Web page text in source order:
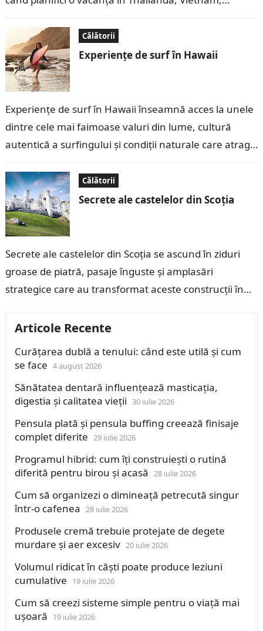
Călătorii
Experiențe de surf în Hawaii
Experiențe de surf în Hawaii înseamnă acces la unele
dintre cele mai faimoase valuri din lume, cultură
autentică a surfingului și condiții naturale care atrag
Călătorii
Secrete ale castelelor din Scoția
Secrete ale castelelor din Scoția se ascund în ziduri
groase de piatră, pasaje înguste și amplasări
strategice care au transformat aceste construcții în
Articole Recente
Curățarea dublă a tenului: când este utilă și cum
se face 4 august 2026
Sănătatea dentară influențează masticația,
digestia și calitatea vieții 30 iulie 2026
Pensula plată și pensula buffing creează finisaje
complet diferite 29 iulie 2026
Programul hibrid: cum îți construiești o rutină
diferită pentru birou și acasă 28 iulie 2026
Cum să organizezi o dimineață petrecută singur
într-o cafenea 28 iulie 2026
Produsele cremă trebuie protejate de degete
murdare și aer excesiv 20 iulie 2026
Volumul ridicat în căști poate produce leziuni
cumulative
19 iulie 2026
Cum să creezi sisteme simple pentru o viață mai
ușoară
19 iulie 2026